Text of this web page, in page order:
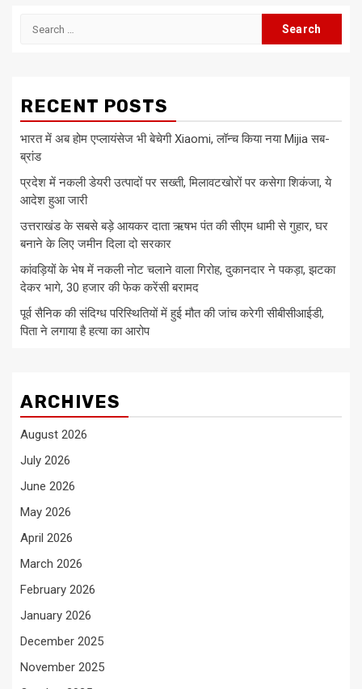
Search
RECENT POSTS
भारत में अब होम एप्लायंसेज भी बेचेगी Xiaomi, लॉन्च किया नया Mijia सब-
ब्रांड
प्रदेश में नकली डेयरी उत्पादों पर सख्ती, मिलावटखोरों पर कसेगा शिकंजा, ये
आदेश हुआ जारी
उत्तराखंड के सबसे बड़े आयकर दाता ऋषभ पंत की सीएम धामी से गुहार, घर
बनाने के लिए जमीन दिला दो सरकार
कांवड़ियों के भेष में नकली नोट चलाने वाला गिरोह, दुकानदार ने पकड़ा, झटका
देकर भागे, 30 हजार की फेक करेंसी बरामद
पूर्व सैनिक की संदिग्ध परिस्थितियों में हुई मौत की जांच करेगी सीबीसीआईडी,
पिता ने लगाया है हत्या का आरोप
ARCHIVES
August 2026
July 2026
June 2026
May 2026
April 2026
March 2026
February 2026
January 2026
December 2025
November 2025